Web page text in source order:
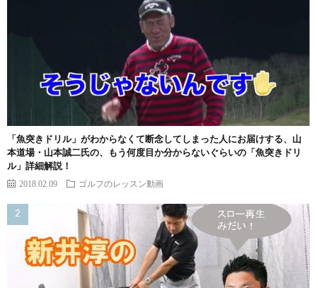
「魚突きドリル」がわからなくて断念してしまった人にお届けする、山
本道場・山本誠二氏の、もう何度目か分からないぐらいの「魚突きドリ
ル」詳細解説！
2018.02.09 ゴルフのレッスン動画